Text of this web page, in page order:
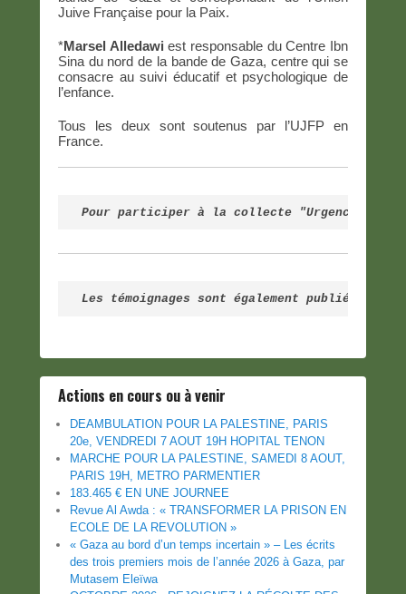
Juive Française pour la Paix.
*Marsel Alledawi est responsable du Centre Ibn
Sina du nord de la bande de Gaza, centre qui se
consacre au suivi éducatif et psychologique de
l’enfance.
Tous les deux sont soutenus par l’UJFP en
France.
Pour participer à la collecte "Urgence
Les témoignages sont également publiés sur
Actions en cours ou à venir
DEAMBULATION POUR LA PALESTINE, PARIS
20e, VENDREDI 7 AOUT 19H HOPITAL TENON
MARCHE POUR LA PALESTINE, SAMEDI 8 AOUT,
PARIS 19H, METRO PARMENTIER
183.465 € EN UNE JOURNEE
Revue Al Awda : « TRANSFORMER LA PRISON EN
ECOLE DE LA REVOLUTION »
« Gaza au bord d’un temps incertain » – Les écrits
des trois premiers mois de l’année 2026 à Gaza, par
Mutasem Eleïwa